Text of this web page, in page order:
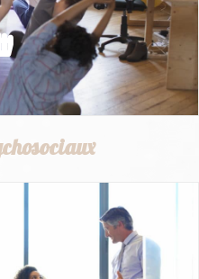
PLUS
psychosociaux et les